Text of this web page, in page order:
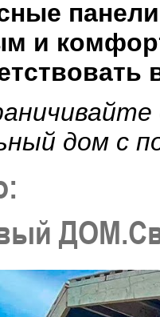
и
дом с